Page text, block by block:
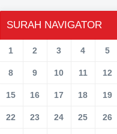
SURAH NAVIGATOR
1 2 3 4 5
8 9 10 11 12
15 16 17 18 19
22 23 24 25 26